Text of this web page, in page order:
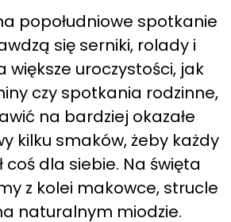
popołudniowe spotkanie
się serniki, rolady i
większe uroczystości, jak
czy spotkania rodzinne,
na bardziej okazałe
kilku smaków, żeby każdy
coś dla siebie. Na święta
z kolei makowce, strucle
naturalnym miodzie.